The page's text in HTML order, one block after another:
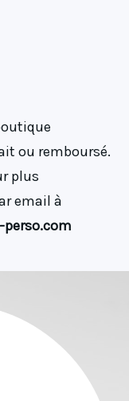
ou remboursé.
plus
email à